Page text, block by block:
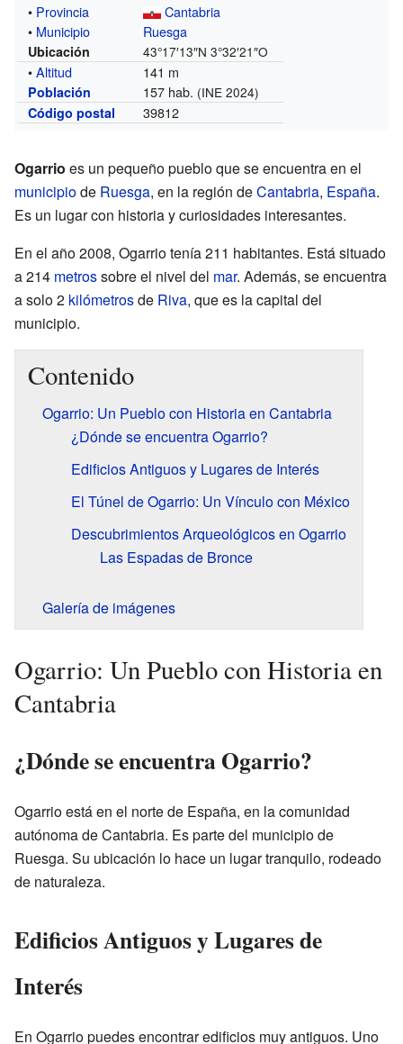
• Provincia
Cantabria
• Municipio Ruesga
Ubicación 43°17′13″N 3°32′21″O
•Altitud 141 m
Población 157 hab. (INE 2024)
Código postal
39812
Ogarrio es un pequeño pueblo que se encuentra en el
municipiode Ruesga, en la región deCantabria, España.
Es un lugar con historia y curiosidades interesantes.
En el año 2008, Ogarrio tenía 211 habitantes. Está situado
a 214 metrossobre el nivel del mar. Además, se encuentra
a solo 2 kilómetrosde Riva, que es la capital del
municipio.
Contenido
Ogarrio: Un Pueblo con Historia en Cantabria
¿Dónde se encuentra Ogarrio?
Edificios Antiguos y Lugares de Interés
El Túnel de Ogarrio: Un Vínculo con México
Descubrimientos Arqueológicos en Ogarrio
Las Espadas de Bronce
Galería de imágenes
Ogarrio: Un Pueblo con Historia en
Cantabria
¿Dónde se encuentra Ogarrio?
Ogarrio está en el norte de España, en la comunidad
autónoma de Cantabria. Es parte del municipio de
Ruesga. Su ubicación lo hace un lugar tranquilo, rodeado
de naturaleza.
Edificios Antiguos y Lugares de
Interés
En Ogarrio puedes encontrar edificios muy antiguos. Uno